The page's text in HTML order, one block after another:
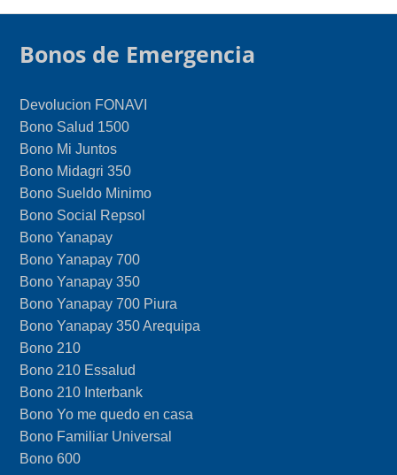
Bonos de Emergencia
Devolucion FONAVI
Bono Salud 1500
Bono Mi Juntos
Bono Midagri 350
Bono Sueldo Minimo
Bono Social Repsol
Bono Yanapay
Bono Yanapay 700
Bono Yanapay 350
Bono Yanapay 700 Piura
Bono Yanapay 350 Arequipa
Bono 210
Bono 210 Essalud
Bono 210 Interbank
Bono Yo me quedo en casa
Bono Familiar Universal
Bono 600